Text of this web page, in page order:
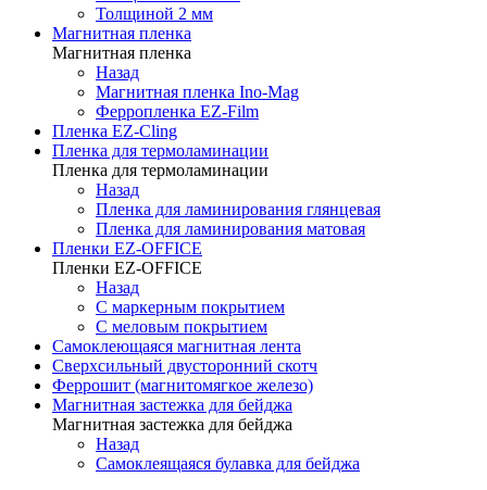
Толщиной 2 мм
Магнитная пленка
Магнитная пленка
Назад
Магнитная пленка Ino-Mag
Ферропленка EZ-Film
Пленка EZ-Cling
Пленка для термоламинации
Пленка для термоламинации
Назад
Пленка для ламинирования глянцевая
Пленка для ламинирования матовая
Пленки EZ-OFFICE
Пленки EZ-OFFICE
Назад
С маркерным покрытием
С меловым покрытием
Самоклеющаяся магнитная лента
Сверхсильный двусторонний скотч
Феррошит (магнитомягкое железо)
Магнитная застежка для бейджа
Магнитная застежка для бейджа
Назад
Самоклеящаяся булавка для бейджа